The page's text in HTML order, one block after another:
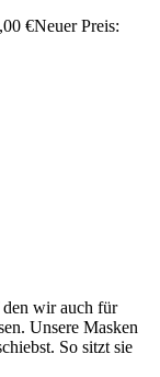
€Neuer Preis:
den wir auch für
Unsere Masken
So sitzt sie